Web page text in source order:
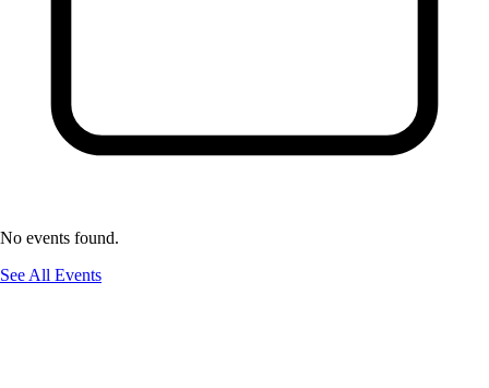
No events found.
See All Events